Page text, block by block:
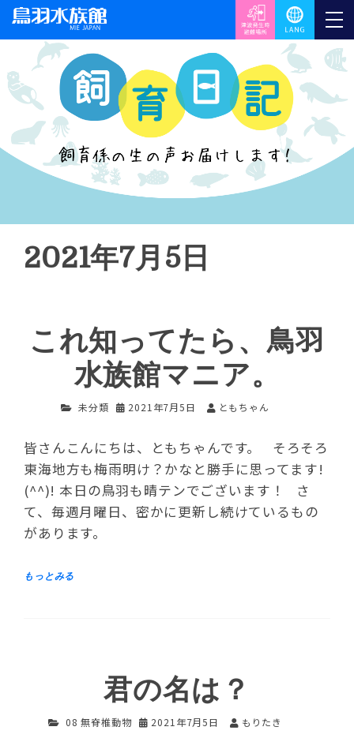
2021年7月5日
これ知ってたら、鳥羽
水族館マニア。
未分類 2021年7月5日 ともちゃん
皆さんこんにちは、ともちゃんです。 そろそろ
東海地方も梅雨明け？かなと勝手に思ってます!
(^^)! 本日の鳥羽も晴テンでございます！ さ
て、毎週月曜日、密かに更新し続けているもの
があります。
君の名は？
08 無脊椎動物 2021年7月5日 もりたき